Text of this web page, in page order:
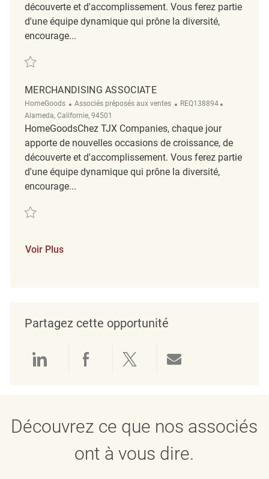
découverte et d'accomplissement. Vous ferez partie
d'une équipe dynamique qui prône la diversité,
encourage...
Sauvegarder Merchandising Associate REQ132059
MERCHANDISING ASSOCIATE
HomeGoods Catégorie
Associés préposés aux ventes ReqId
REQ138894
Alameda, Californie, 94501
HomeGoodsChez TJX Companies, chaque jour
apporte de nouvelles occasions de croissance, de
découverte et d'accomplissement. Vous ferez partie
d'une équipe dynamique qui prône la diversité,
encourage...
Sauvegarder merchandising associate REQ138894
Voir Plus
Partagez cette opportunité
Partager via LinkedIn
Partager via Facebook
Partager via twitter
Découvrez ce que nos associés
ont à vous dire.